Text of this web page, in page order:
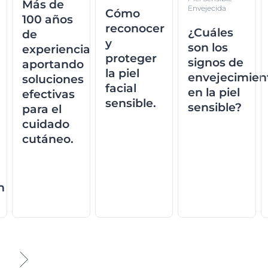
Más de
100 años
de
experiencia
aportando
soluciones
efectivas
para el
cuidado
cutáneo.
Cómo
reconocer
y
proteger
la piel
facial
sensible.
Envejecida
¿Cuáles
son los
signos de
en la piel
sensible?